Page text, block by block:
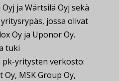
ja Wärtsilä Oyj sekä
jossa olivat
Oy ja Uponor Oy.
tuki
yritysten verkosto:
MSK Group Oy,